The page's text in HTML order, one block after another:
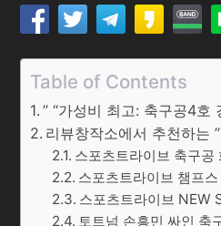
Table of Contents
” “가성비 최고: 축구공4호
리뷰창작소에서 추천하는
스포츠트라이브 축구
스포츠트라이브 챔프
스포츠트라이브 NEW
토트넘 손흥민 싸인 축